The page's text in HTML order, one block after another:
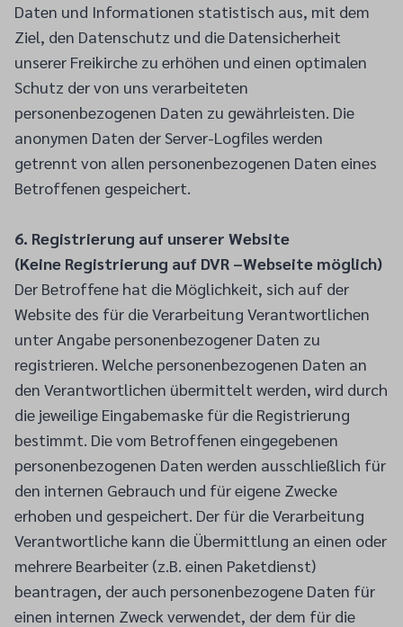
Daten und Informationen statistisch aus, mit dem
Ziel, den Datenschutz und die Datensicherheit
unserer Freikirche zu erhöhen und einen optimalen
Schutz der von uns verarbeiteten
personenbezogenen Daten zu gewährleisten. Die
anonymen Daten der Server-Logfiles werden
getrennt von allen personenbezogenen Daten eines
Betroffenen gespeichert.
6. Registrierung auf unserer Website
(Keine Registrierung auf DVR –Webseite möglich)
Der Betroffene hat die Möglichkeit, sich auf der
Website des für die Verarbeitung Verantwortlichen
unter Angabe personenbezogener Daten zu
registrieren. Welche personenbezogenen Daten an
den Verantwortlichen übermittelt werden, wird durch
die jeweilige Eingabemaske für die Registrierung
bestimmt. Die vom Betroffenen eingegebenen
personenbezogenen Daten werden ausschließlich für
den internen Gebrauch und für eigene Zwecke
erhoben und gespeichert. Der für die Verarbeitung
Verantwortliche kann die Übermittlung an einen oder
mehrere Bearbeiter (z.B. einen Paketdienst)
beantragen, der auch personenbezogene Daten für
einen internen Zweck verwendet, der dem für die